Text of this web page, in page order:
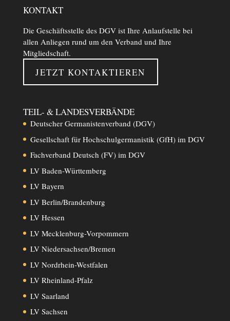
KONTAKT
Die Geschäftsstelle des DGV ist Ihre Anlaufstelle bei
allen Anliegen rund um den Verband und Ihre
Mitgliedschaft.
JETZT KONTAKTIEREN
TEIL- & LANDESVERBÄNDE
Deutscher Germanistenverband (DGV)
Gesellschaft für Hochschulgermanistik (GfH) im DGV
Fachverband Deutsch (FV) im DGV
LV Baden-Württemberg
LV Bayern
LV Berlin/Brandenburg
LV Hessen
LV Mecklenburg-Vorpommern
LV Niedersachsen/Bremen
LV Nordrhein-Westfalen
LV Rheinland-Pfalz
LV Saarland
LV Sachsen